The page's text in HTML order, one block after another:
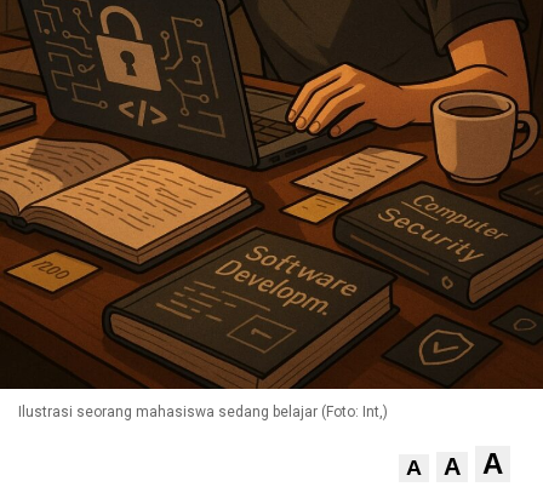
Ilustrasi seorang mahasiswa sedang belajar (Foto: Int,)
A A A